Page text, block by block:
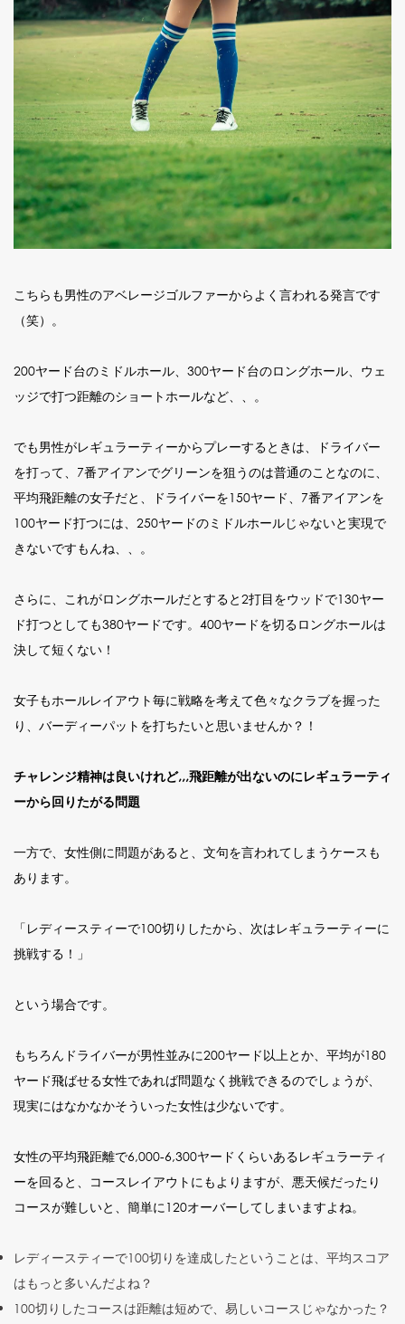
こちらも男性のアベレージゴルファーからよく言われる発言です
（笑）。
200ヤード台のミドルホール、300ヤード台のロングホール、ウェ
ッジで打つ距離のショートホールなど、、。
でも男性がレギュラーティーからプレーするときは、ドライバー
を打って、7番アイアンでグリーンを狙うのは普通のことなのに、
平均飛距離の女子だと、ドライバーを150ヤード、7番アイアンを
100ヤード打つには、250ヤードのミドルホールじゃないと実現で
きないですもんね、、。
さらに、これがロングホールだとすると2打目をウッドで130ヤー
ド打つとしても380ヤードです。400ヤードを切るロングホールは
決して短くない！
女子もホールレイアウト毎に戦略を考えて色々なクラブを握った
り、バーディーパットを打ちたいと思いませんか？！
チャレンジ精神は良いけれど,,,飛距離が出ないのにレギュラーティ
ーから回りたがる問題
一方で、女性側に問題があると、文句を言われてしまうケースも
あります。
「レディースティーで100切りしたから、次はレギュラーティーに
挑戦する！」
という場合です。
もちろんドライバーが男性並みに200ヤード以上とか、平均が180
ヤード飛ばせる女性であれば問題なく挑戦できるのでしょうが、
現実にはなかなかそういった女性は少ないです。
女性の平均飛距離で6,000-6,300ヤードくらいあるレギュラーティ
ーを回ると、コースレイアウトにもよりますが、悪天候だったり
コースが難しいと、簡単に120オーバーしてしまいますよね。
レディースティーで100切りを達成したということは、平均スコア
はもっと多いんだよね？
100切りしたコースは距離は短めで、易しいコースじゃなかった？